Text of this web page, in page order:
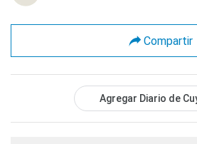
Compartir
Agregar Diario de